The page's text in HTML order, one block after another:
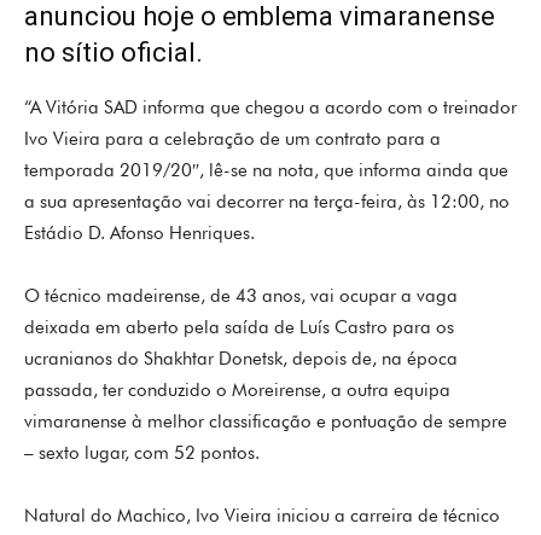
anunciou hoje o emblema vimaranense
no sítio oficial.
“A Vitória SAD informa que chegou a acordo com o treinador
Ivo Vieira para a celebração de um contrato para a
temporada 2019/20″, lê-se na nota, que informa ainda que
a sua apresentação vai decorrer na terça-feira, às 12:00, no
Estádio D. Afonso Henriques.
O técnico madeirense, de 43 anos, vai ocupar a vaga
deixada em aberto pela saída de Luís Castro para os
ucranianos do Shakhtar Donetsk, depois de, na época
passada, ter conduzido o Moreirense, a outra equipa
vimaranense à melhor classificação e pontuação de sempre
– sexto lugar, com 52 pontos.
Natural do Machico, Ivo Vieira iniciou a carreira de técnico